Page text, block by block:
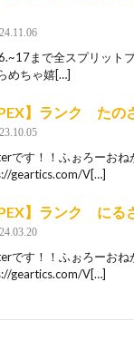
まで全スプリット
めちゃ嬉[…]
】ランク たの
です！！ふぉろーおね
geartics.com/V[…]
】ランク にる
です！！ふぉろーおね
geartics.com/V[…]